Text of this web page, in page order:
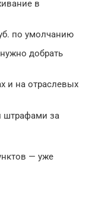
в
по умолчанию
добрать
и на отраслевых
штрафами за
— уже